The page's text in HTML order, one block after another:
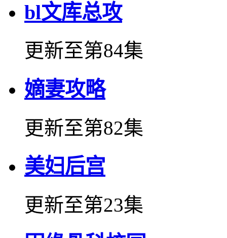
bl文库总攻
更新至第84集
嫡妻攻略
更新至第82集
美妇后宫
更新至第23集